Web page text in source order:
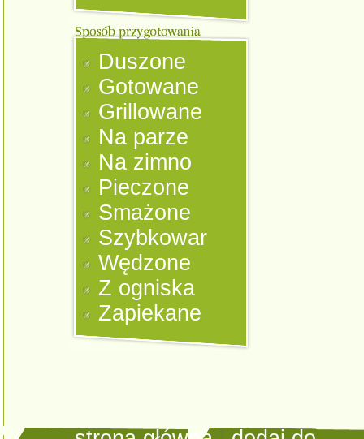
Duszone
Gotowane
Grillowane
Na parze
Na zimno
Pieczone
Smażone
Szybkowar
Wędzone
Z ogniska
Zapiekane